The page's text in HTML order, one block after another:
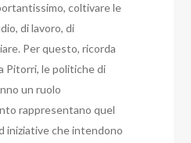
coltivare le
di lavoro, di
Per questo, ricorda
Pitorri, le politiche di
un ruolo
rappresentano quel
iniziative che intendono